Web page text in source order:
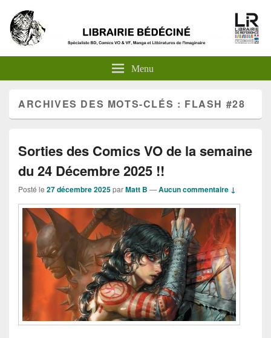
Menu
ARCHIVES DES MOTS-CLÉS : FLASH #28
Sorties des Comics VO de la semaine
du 24 Décembre 2025 !!
Posté le 27 décembre 2025parMatt B —Aucun commentaire ↓